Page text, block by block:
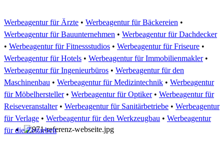
Werbeagentur für Ärzte • Werbeagentur für Bäckereien •
Werbeagentur für Bauunternehmen • Werbeagentur für Dachdecker
• Werbeagentur für Fitnessstudios • Werbeagentur für Friseure •
Werbeagentur für Hotels • Werbeagentur für Immobilienmakler•
Werbeagentur für Ingenieurbüros • Werbeagentur für den
Maschinenbau • Werbeagentur für Medizintechnik • Werbeagentur
für Möbelhersteller• Werbeagentur für Optiker• Werbeagentur für
Reiseveranstalter• Werbeagentur für Sanitärbetriebe • Werbeagentur
für Verlage • Werbeagentur für den Werkzeugbau • Werbeagentur
für die Zeitarbeit